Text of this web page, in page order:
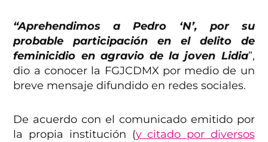
“Aprehendimos a Pedro ‘N’, por su
probable participación en el delito de
feminicidio en agravio de la joven Lidia”,
dio a conocer la FGJCDMX por medio de un
breve mensaje difundido en redes sociales.
De acuerdo con el comunicado emitido por
la propia institución (y citado por diversos